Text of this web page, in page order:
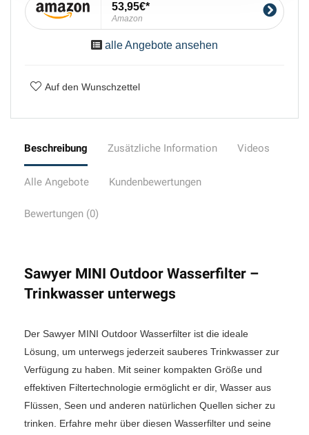
53,95€
Amazon
alle Angebote ansehen
Auf den Wunschzettel
Beschreibung Zusätzliche Information Videos
Alle Angebote Kundenbewertungen
Bewertungen (0)
Sawyer MINI Outdoor Wasserfilter –
Trinkwasser unterwegs
Der Sawyer MINI Outdoor Wasserfilter ist die ideale
Lösung, um unterwegs jederzeit sauberes Trinkwasser zur
Verfügung zu haben. Mit seiner kompakten Größe und
effektiven Filtertechnologie ermöglicht er dir, Wasser aus
Flüssen, Seen und anderen natürlichen Quellen sicher zu
trinken. Erfahre mehr über diesen Wasserfilter und seine